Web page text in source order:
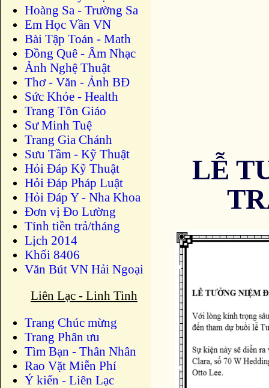
Hoàng Sa - Trường Sa
Em Học Vần VN
Bài Tập Toán - Math
Đồng Quê - Âm Nhạc
Ảnh Nghệ Thuật
Thơ - Văn - Ảnh BĐ
Sức Khỏe - Health
Trang Tôn Giáo
Sư Minh Tuệ
Trang Gia Chánh
Sưu Tầm - Kỹ Thuật
Hỏi Đáp Kỹ Thuật
Hỏi Đáp Pháp Luật
Hỏi Đáp Y - Nha Khoa
Đơn vị Đo Lường
Tính tiền trả/tháng
Lịch 2014
Khối 8406
Văn Bút VN Hải Ngoại
Liên Lạc - Linh Tinh
Trang Chúc mừng
Trang Phân ưu
Tìm Bạn - Thân Nhân
Rao Vặt Miễn Phí
Ý kiến - Liên Lạc
LỄ